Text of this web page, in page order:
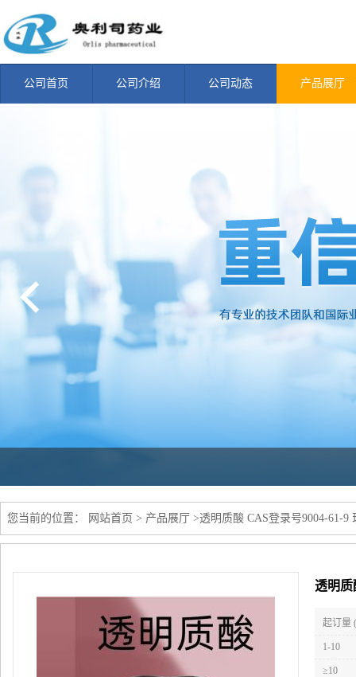
公司首页 公司介绍 公司动态 产品展厅
您当前的位置： 网站首页 > 产品展厅 >透明质酸 CAS登录号9004-61-
透明质
起订量
1-10
≥10